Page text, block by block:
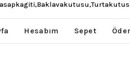
Hesabım Sepet